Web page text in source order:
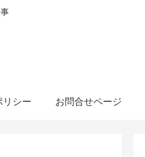
リシー お問合せページ